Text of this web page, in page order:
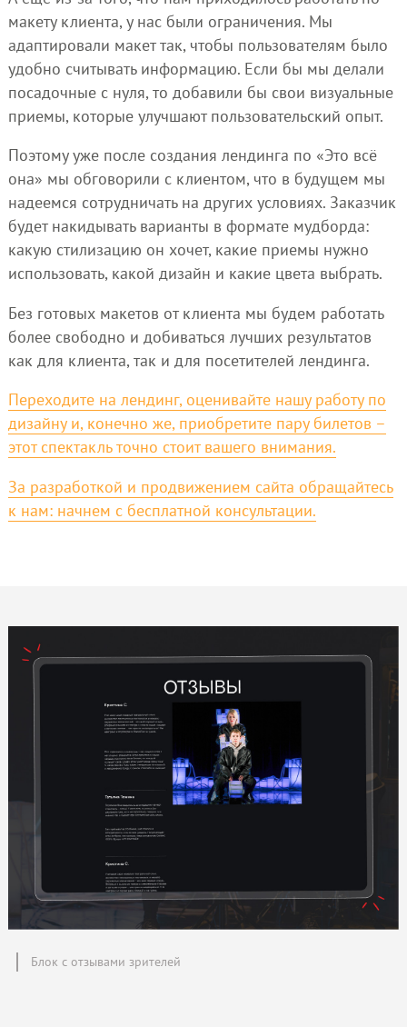
макету клиента, у нас были ограничения. Мы
адаптировали макет так, чтобы пользователям было
удобно считывать информацию. Если бы мы делали
посадочные с нуля, то добавили бы свои визуальные
приемы, которые улучшают пользовательский опыт.
Поэтому уже после создания лендинга по «Это всё
она» мы обговорили с клиентом, что в будущем мы
надеемся сотрудничать на других условиях. Заказчик
будет накидывать варианты в формате мудборда:
какую стилизацию он хочет, какие приемы нужно
использовать, какой дизайн и какие цвета выбрать.
Без готовых макетов от клиента мы будем работать
более свободно и добиваться лучших результатов
как для клиента, так и для посетителей лендинга.
Переходите на лендинг, оценивайте нашу работу по
дизайну и, конечно же, приобретите пару билетов –
этот спектакль точно стоит вашего внимания.
За разработкой и продвижением сайта обращайтесь
к нам: начнем с бесплатной консультации.
Блок с отзывами зрителей